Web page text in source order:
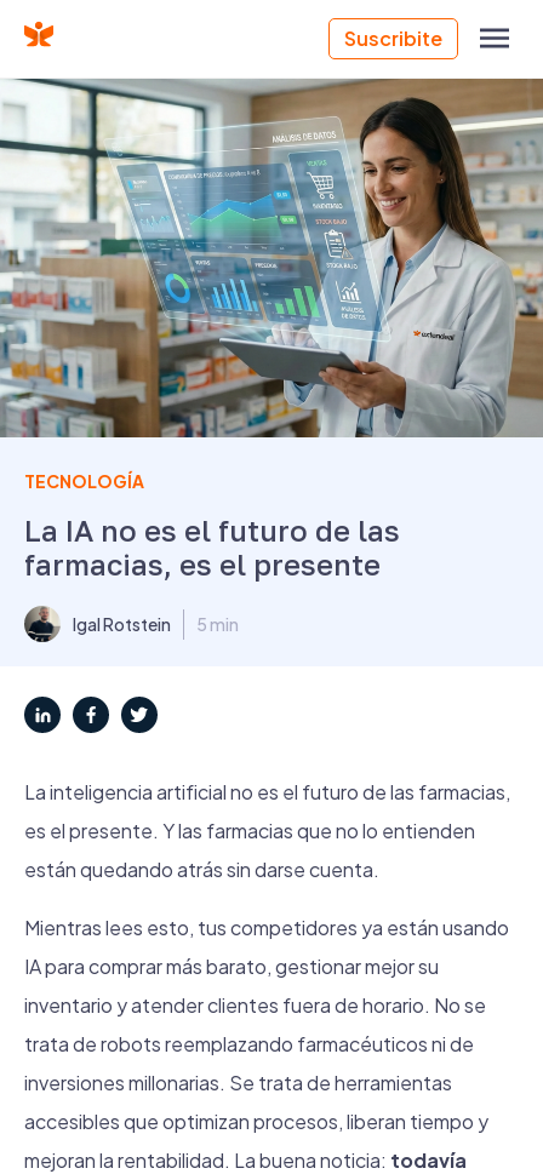
Suscribite
TECNOLOGÍA
La IA no es el futuro de las
farmacias, es el presente
Igal Rotstein 5 min
La inteligencia artificial no es el futuro de las farmacias,
es el presente. Y las farmacias que no lo entienden
están quedando atrás sin darse cuenta.
Mientras lees esto, tus competidores ya están usando
IA para comprar más barato, gestionar mejor su
inventario y atender clientes fuera de horario. No se
trata de robots reemplazando farmacéuticos ni de
inversiones millonarias. Se trata de herramientas
accesibles que optimizan procesos, liberan tiempo y
mejoran la rentabilidad. La buena noticia: todavía